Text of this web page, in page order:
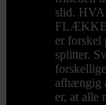
slid.
er forskel
splitter.
afhængig
er, at alle